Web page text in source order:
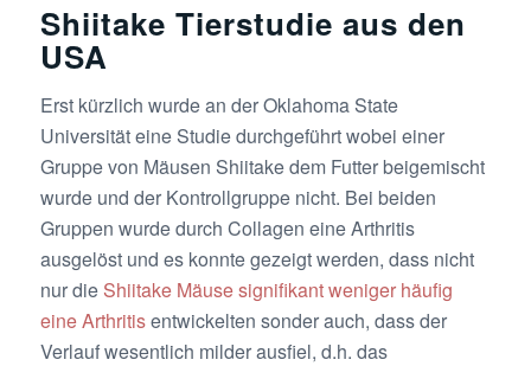
Shiitake Tierstudie aus den
USA
Erst kürzlich wurde an der Oklahoma State
Universität eine Studie durchgeführt wobei einer
Gruppe von Mäusen Shiitake dem Futter beigemischt
wurde und der Kontrollgruppe nicht. Bei beiden
Gruppen wurde durch Collagen eine Arthritis
ausgelöst und es konnte gezeigt werden, dass nicht
nur die Shiitake Mäuse signifikant weniger häufig
eine Arthritisentwickelten sonder auch, dass der
Verlauf wesentlich milder ausfiel, d.h. das